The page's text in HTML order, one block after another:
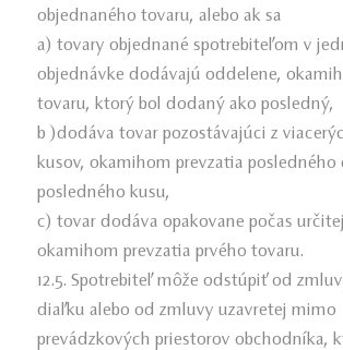
objednaného tovaru, alebo ak sa
a) tovary objednané spotrebiteľom v
objednávke dodávajú oddelene,
tovaru, ktorý bol dodaný ako posledný,
b )dodáva tovar pozostávajúci z
kusov, okamihom prevzatia posledného
posledného kusu,
c) tovar dodáva opakovane počas
okamihom prevzatia prvého tovaru.
12.5. Spotrebiteľ môže odstúpiť od
diaľku alebo od zmluvy uzavretej mimo
prevádzkových priestorov obchodníka,